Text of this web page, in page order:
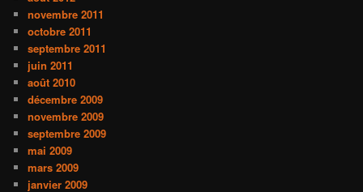
novembre 2011
octobre 2011
septembre 2011
juin 2011
août 2010
décembre 2009
novembre 2009
septembre 2009
mai 2009
mars 2009
janvier 2009